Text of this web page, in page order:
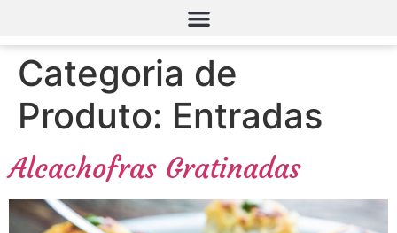
Categoria de
Produto: Entradas
Alcachofras Gratinadas